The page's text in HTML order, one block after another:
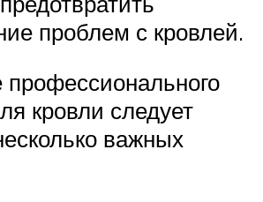
проблем с кровлей.
кровли следует
важных